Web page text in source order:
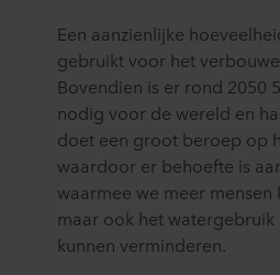
Een aanzienlijke
gebruikt voor het
Bovendien is er rond 2050
nodig voor de wereld en
doet een groot beroep op
waardoor er behoefte is
waarmee we meer mensen
maar ook het
kunnen verminderen.